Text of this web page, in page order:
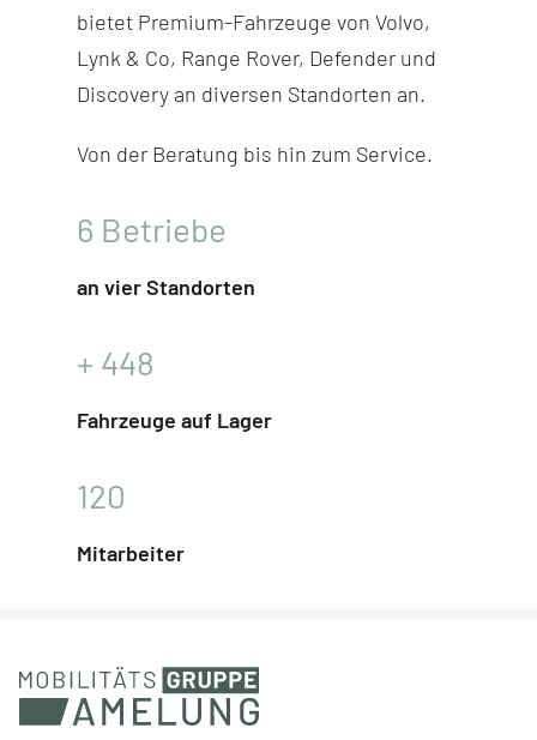
bietet Premium-Fahr­zeuge von Volvo,
Lynk & Co, Range Rover, Defender und
Discovery an diversen Stand­orten an.
Von der Beratung bis hin zum Service.
6 Betriebe
an vier Standorten
+ 448
Fahrzeuge auf Lager
120
Mitarbeiter